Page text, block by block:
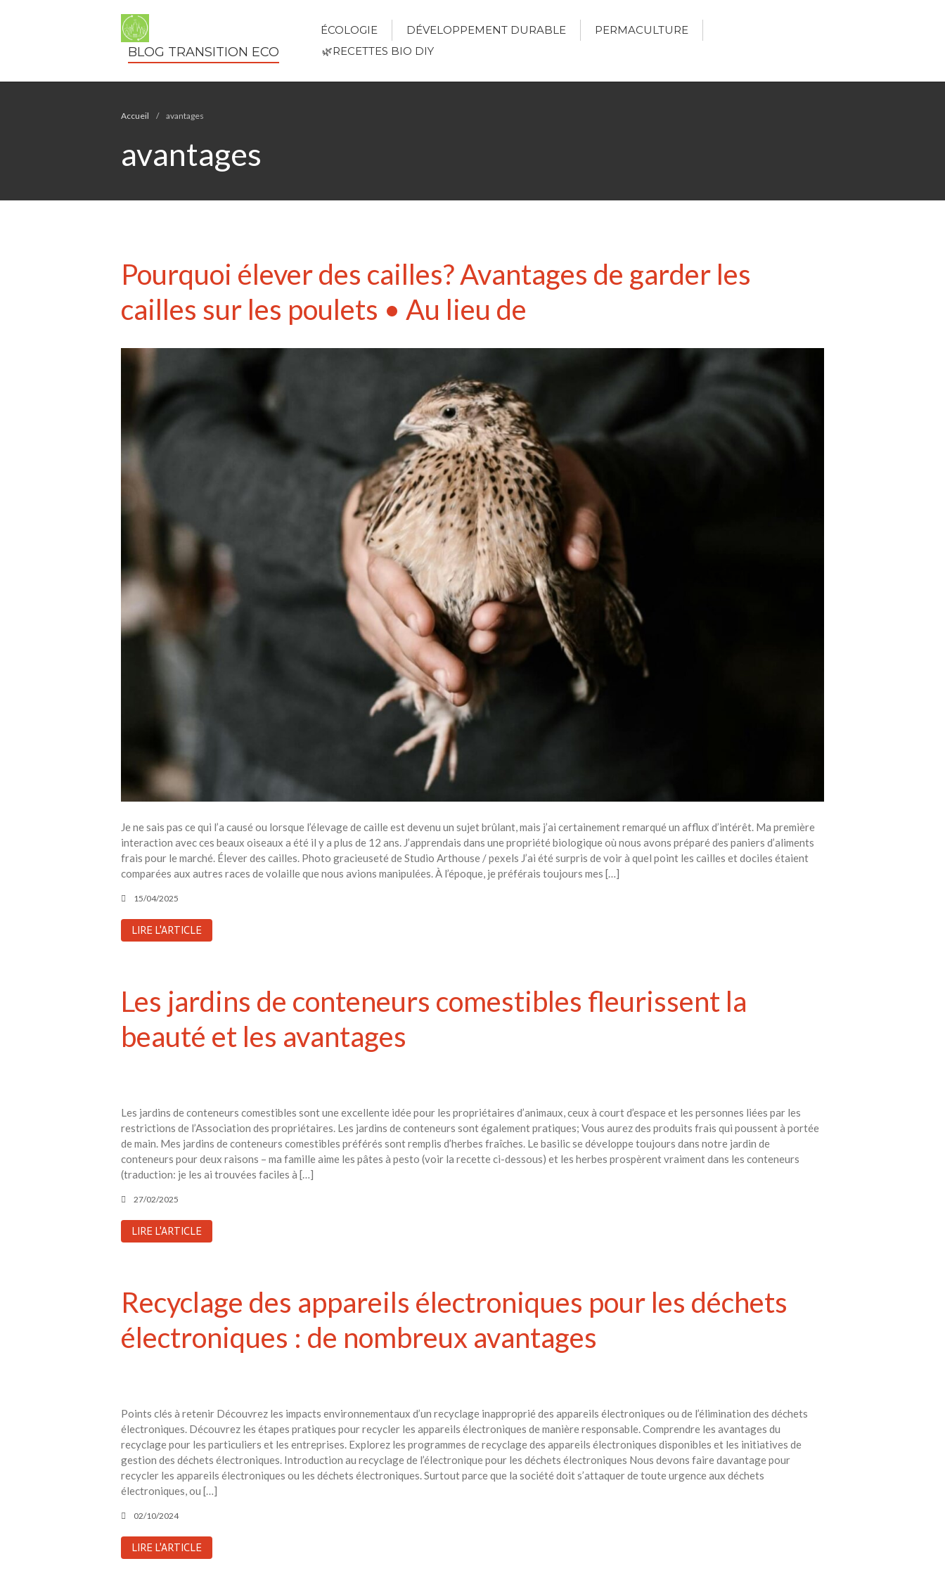
BLOG TRANSITION ECO
ÉCOLOGIE DÉVELOPPEMENT DURABLE
PERMACULTURE
🌿RECETTES BIO DIY
Accueil / avantages
avantages
Pourquoi élever des cailles? Avantages de garder les
cailles sur les poulets • Au lieu de
Je ne sais pas ce qui l’a causé ou lorsque l’élevage de caille est devenu un sujet brûlant, mais j’ai certainement remarqué un afflux d’intérêt. Ma première
interaction avec ces beaux oiseaux a été il y a plus de 12 ans. J’apprendais dans une propriété biologique où nous avons préparé des paniers d’aliments
frais pour le marché. Élever des cailles. Photo gracieuseté de Studio Arthouse / pexels J’ai été surpris de voir à quel point les cailles et dociles étaient
comparées aux autres races de volaille que nous avions manipulées. À l’époque, je préférais toujours mes […]
15/04/2025
LIRE L'ARTICLE
Les jardins de conteneurs comestibles fleurissent la
beauté et les avantages
Les jardins de conteneurs comestibles sont une excellente idée pour les propriétaires d’animaux, ceux à court d’espace et les personnes liées par les
restrictions de l’Association des propriétaires. Les jardins de conteneurs sont également pratiques; Vous aurez des produits frais qui poussent à portée
de main. Mes jardins de conteneurs comestibles préférés sont remplis d’herbes fraîches. Le basilic se développe toujours dans notre jardin de
conteneurs pour deux raisons – ma famille aime les pâtes à pesto (voir la recette ci-dessous) et les herbes prospèrent vraiment dans les conteneurs
(traduction: je les ai trouvées faciles à […]
27/02/2025
LIRE L'ARTICLE
Recyclage des appareils électroniques pour les déchets
électroniques : de nombreux avantages
Points clés à retenir Découvrez les impacts environnementaux d’un recyclage inapproprié des appareils électroniques ou de l’élimination des déchets
électroniques. Découvrez les étapes pratiques pour recycler les appareils électroniques de manière responsable. Comprendre les avantages du
recyclage pour les particuliers et les entreprises. Explorez les programmes de recyclage des appareils électroniques disponibles et les initiatives de
gestion des déchets électroniques. Introduction au recyclage de l’électronique pour les déchets électroniques Nous devons faire davantage pour
recycler les appareils électroniques ou les déchets électroniques. Surtout parce que la société doit s’attaquer de toute urgence aux déchets
électroniques, ou […]
02/10/2024
LIRE L'ARTICLE